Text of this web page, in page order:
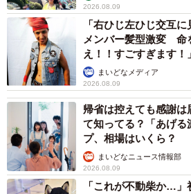
「私立備中清酒醸造学校」の設立認可申請書
そして、酒造りの技術者集団・備
た。大正～昭和初期に存在したとさ
2026.08.09
「右ひじ左ひじ交互
メンバー髪型激変 命
え！！すごすぎます
まいどなメディア
2026.08.09
帰省は控えても感謝
て知ってる？「あげる
プ、相場はいくら？
まいどなニュース情報部
2026.08.09
「これが不動柴か…